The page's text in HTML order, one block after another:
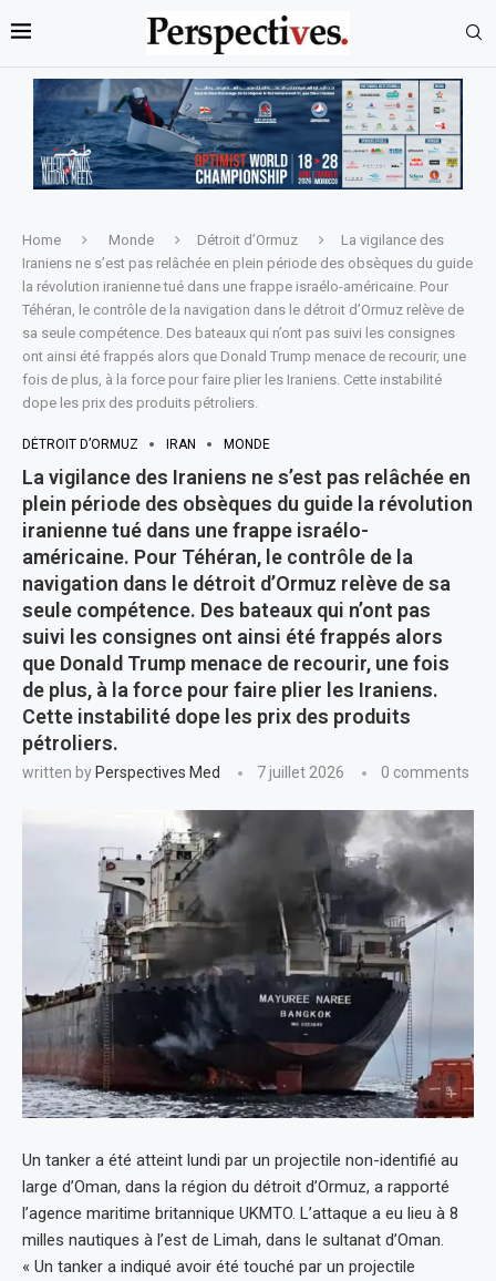
Home Monde Détroit d’Ormuz
La vigilance des
Iraniens ne s’est pas relâchée en plein période des obsèques du guide
la révolution iranienne tué dans une frappe israélo-américaine. Pour
Téhéran, le contrôle de la navigation dans le détroit d’Ormuz relève de
sa seule compétence. Des bateaux qui n’ont pas suivi les consignes
ont ainsi été frappés alors que Donald Trump menace de recourir, une
fois de plus, à la force pour faire plier les Iraniens. Cette instabilité
dope les prix des produits pétroliers.
DÉTROIT D’ORMUZ IRAN MONDE
La vigilance des Iraniens ne s’est pas relâchée en
plein période des obsèques du guide la révolution
iranienne tué dans une frappe israélo-
américaine. Pour Téhéran, le contrôle de la
navigation dans le détroit d’Ormuz relève de sa
seule compétence. Des bateaux qui n’ont pas
suivi les consignes ont ainsi été frappés alors
que Donald Trump menace de recourir, une fois
de plus, à la force pour faire plier les Iraniens.
Cette instabilité dope les prix des produits
pétroliers.
written by Perspectives Med 7 juillet 2026 0 comments
Un tanker a été atteint lundi par un projectile non-identifié au
large d’Oman, dans la région du détroit d’Ormuz, a rapporté
l’agence maritime britannique UKMTO. L’attaque a eu lieu à 8
milles nautiques à l’est de Limah, dans le sultanat d’Oman.
« Un tanker a indiqué avoir été touché par un projectile